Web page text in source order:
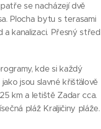
se nacházejí dvě
Plocha bytu s terasami
a kanalizaci. Přesný střed
kde si každý
jsou slavné křišťálově
km a letiště Zadar cca.
pláž Kraljičiny pláže.